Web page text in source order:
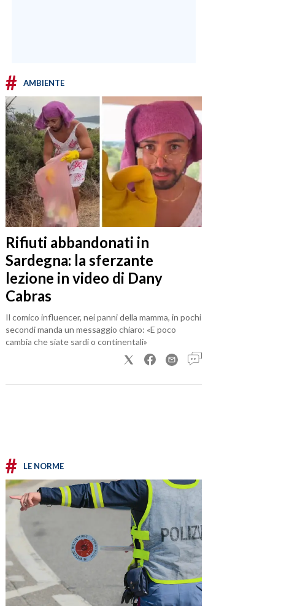
# AMBIENTE
Rifiuti abbandonati in
Sardegna: la sferzante
lezione in video di Dany
Cabras
Il comico influencer, nei panni della mamma, in pochi
secondi manda un messaggio chiaro: «E poco
cambia che siate sardi o continentali»
# LE NORME